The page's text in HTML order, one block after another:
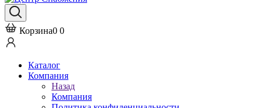
Корзина0 0
Каталог
Компания
Назад
Компания